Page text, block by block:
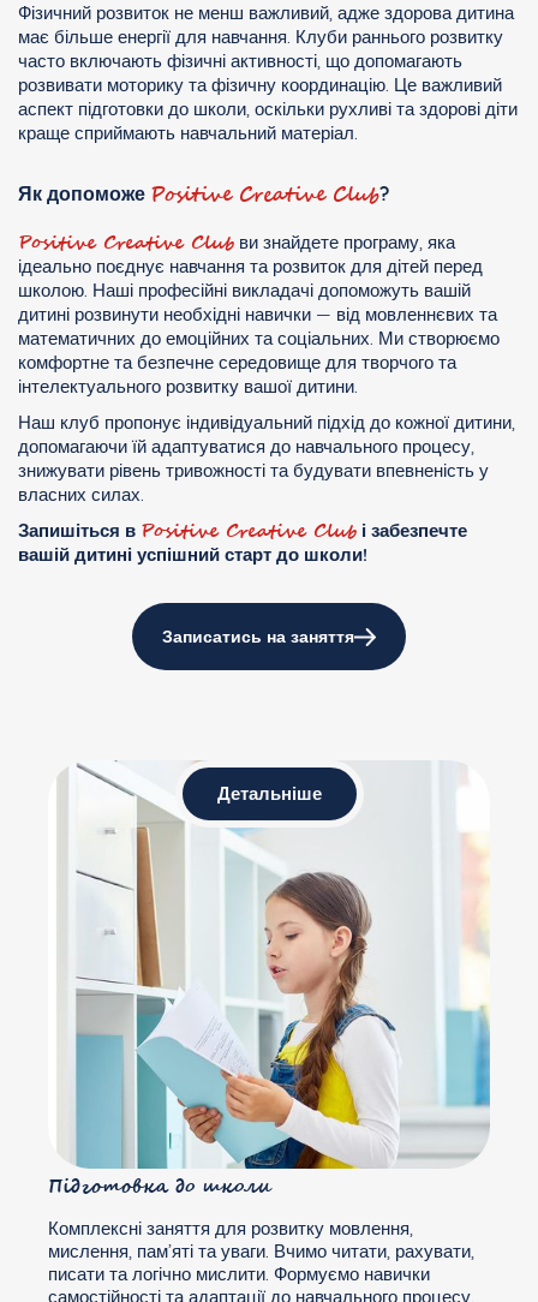
Фізичний розвиток не менш важливий, адже здорова дитина
має більше енергії для навчання. Клуби раннього розвитку
часто включають фізичні активності, що допомагають
розвивати моторику та фізичну координацію. Це важливий
аспект підготовки до школи, оскільки рухливі та здорові діти
краще сприймають навчальний матеріал.
Як допоможе Positive Creative Club?
Positive Creative Club ви знайдете програму, яка
ідеально поєднує навчання та розвиток для дітей перед
школою. Наші професійні викладачі допоможуть вашій
дитині розвинути необхідні навички — від мовленнєвих та
математичних до емоційних та соціальних. Ми створюємо
комфортне та безпечне середовище для творчого та
інтелектуального розвитку вашої дитини.
Наш клуб пропонує індивідуальний підхід до кожної дитини,
допомагаючи їй адаптуватися до навчального процесу,
знижувати рівень тривожності та будувати впевненість у
власних силах.
Запишіться в Positive Creative Club і забезпечте
вашій дитині успішний старт до школи!
Записатись на заняття
Підготовка до школи
Комплексні заняття для розвитку мовлення,
мислення, пам’яті та уваги. Вчимо читати, рахувати,
писати та логічно мислити. Формуємо навички
самостійності та адаптації до навчального процесу.
Детальніше